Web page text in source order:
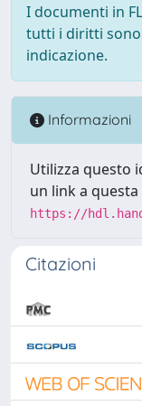
I documenti in
tutti i diritti sono
indicazione.
Informazioni
Utilizza questo
un link a
https://
Citazioni